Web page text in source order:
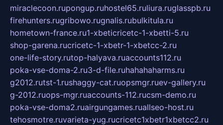
miraclecoon.rupongup.ruhostel65.ruliura.ruglasspb.ru
firehunters.rugribowo.rugnalis.rubulkitula.ru
hometown-france.ru1-xbeticricetc-1-xbetti-5.ru
shop-garena.rucricetc-1-xbetr-1-xbetcc-2.ru
one-life-story.rutop-halyava.ruaccounts112.ru
poka-vse-doma-2.ru3-d-file.ruhahahaharms.ru
g2012.rutst-1.rushaggy-cat.ruopsmgr.ruev-gallery.ru
g-2012.ruops-mgr.ruaccounts-112.rucsm-demo.ru
poka-vse-doma2.ruairgungames.ruallseo-host.ru
tehosmotre.ruvarieta-yug.rucricetc1xbetr1xbetcc2.ru